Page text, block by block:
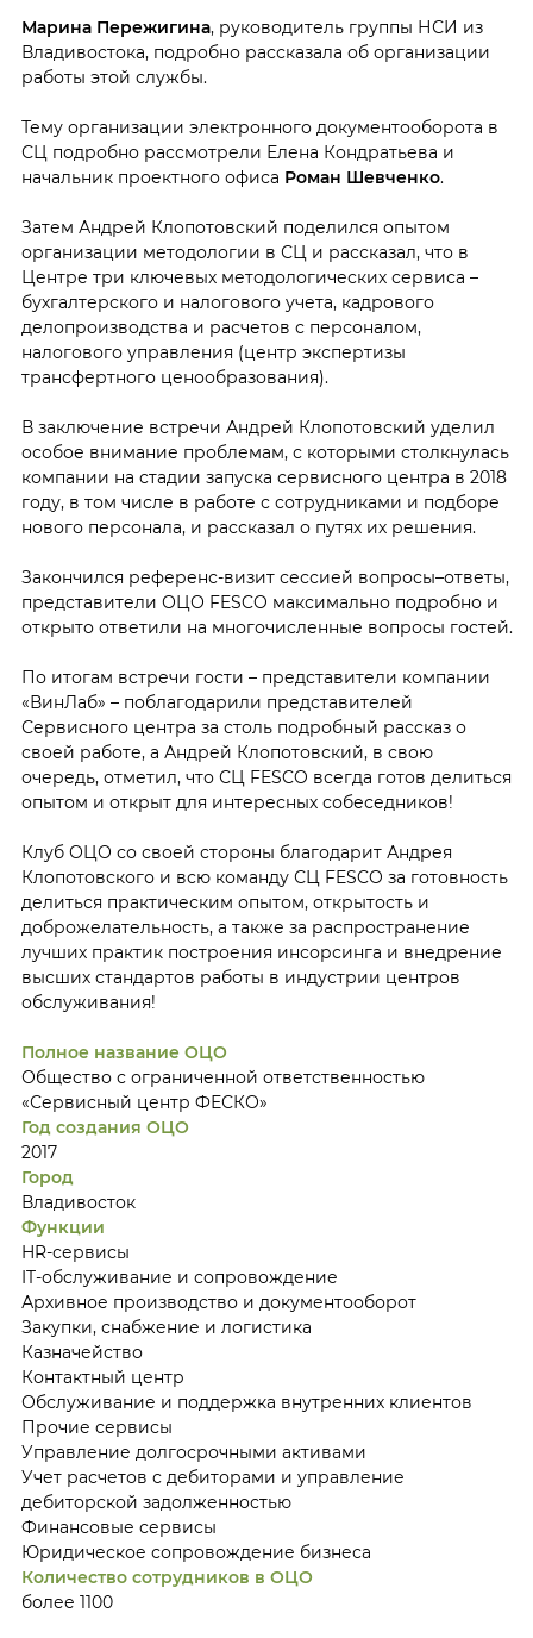
Марина Пережигина, руководитель группы НСИ из
Владивостока, подробно рассказала об организации
работы этой службы.
Тему организации электронного документооборота в
СЦ подробно рассмотрели Елена Кондратьева и
начальник проектного офиса Роман Шевченко.
Затем Андрей Клопотовский поделился опытом
организации методологии в СЦ и рассказал, что в
Центре три ключевых методологических сервиса –
бухгалтерского и налогового учета, кадрового
делопроизводства и расчетов с персоналом,
налогового управления (центр экспертизы
трансфертного ценообразования).
В заключение встречи Андрей Клопотовский уделил
особое внимание проблемам, с которыми столкнулась
компании на стадии запуска сервисного центра в 2018
году, в том числе в работе с сотрудниками и подборе
нового персонала, и рассказал о путях их решения.
Закончился референс-визит сессией вопросы–ответы,
представители ОЦО FESCO максимально подробно и
открыто ответили на многочисленные вопросы гостей.
По итогам встречи гости – представители компании
«ВинЛаб» – поблагодарили представителей
Сервисного центра за столь подробный рассказ о
своей работе, а Андрей Клопотовский, в свою
очередь, отметил, что СЦ FESCO всегда готов делиться
опытом и открыт для интересных собеседников!
Клуб ОЦО со своей стороны благодарит Андрея
Клопотовского и всю команду СЦ FESCO за готовность
делиться практическим опытом, открытость и
доброжелательность, а также за распространение
лучших практик построения инсорсинга и внедрение
высших стандартов работы в индустрии центров
обслуживания!
Полное название ОЦО
Общество с ограниченной ответственностью
«Сервисный центр ФЕСКО»
Год создания ОЦО
2017
Город
Владивосток
Функции
HR-сервисы
IT-обслуживание и сопровождение
Архивное производство и документооборот
Закупки, снабжение и логистика
Казначейство
Контактный центр
Обслуживание и поддержка внутренних клиентов
Прочие сервисы
Управление долгосрочными активами
Учет расчетов с дебиторами и управление
дебиторской задолженностью
Финансовые сервисы
Юридическое сопровождение бизнеса
Количество сотрудников в ОЦО
более 1100